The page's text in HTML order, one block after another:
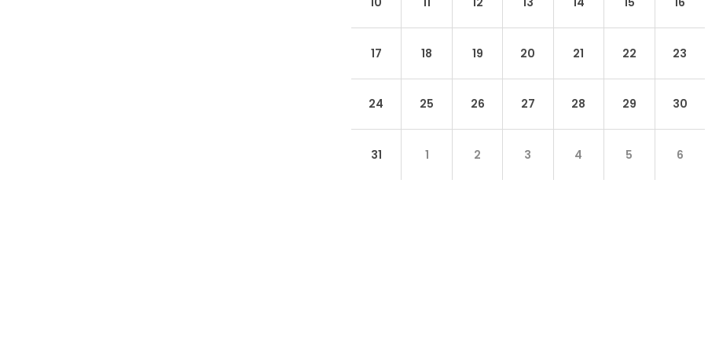
17 18 19 20 21 22 23
24 25 26 27 28 29 30
31 1 2 3 4 5 6